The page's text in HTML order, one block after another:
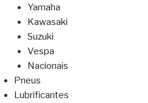
Yamaha
Kawasaki
Suzuki
Vespa
Nacionais
Pneus
Lubrificantes